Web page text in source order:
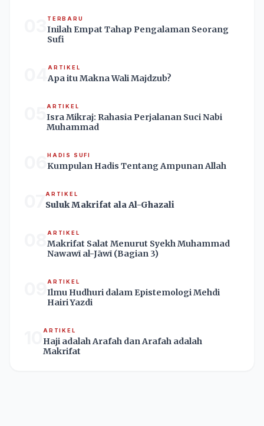
TERBARU
Inilah Empat Tahap Pengalaman Seorang
Sufi
ARTIKEL
Apa itu Makna Wali Majdzub?
ARTIKEL
Isra Mikraj: Rahasia Perjalanan Suci Nabi
Muhammad
HADIS SUFI
Kumpulan Hadis Tentang Ampunan Allah
ARTIKEL
Suluk Makrifat ala Al-Ghazali
ARTIKEL
Makrifat Salat Menurut Syekh Muhammad
Nawawī al-Jāwī (Bagian 3)
ARTIKEL
Ilmu Hudhuri dalam Epistemologi Mehdi
Hairi Yazdi
ARTIKEL
Haji adalah Arafah dan Arafah adalah
Makrifat